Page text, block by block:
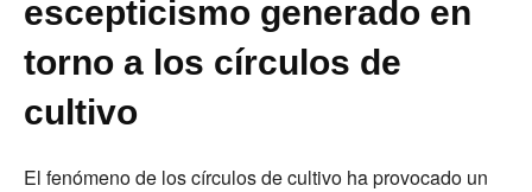
escepticismo generado en
torno a los círculos de
cultivo
El fenómeno de los círculos de cultivo ha provocado un